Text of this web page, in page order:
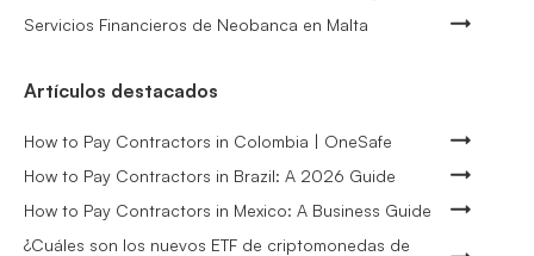
Servicios Financieros de Neobanca en Malta
Artículos destacados
How to Pay Contractors in Colombia | OneSafe
How to Pay Contractors in Brazil: A 2026 Guide
How to Pay Contractors in Mexico: A Business Guide
¿Cuáles son los nuevos ETF de criptomonedas de